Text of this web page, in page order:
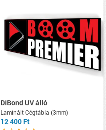
DiBond UV álló
Laminált Cégtábla (3mm)
12 400 Ft